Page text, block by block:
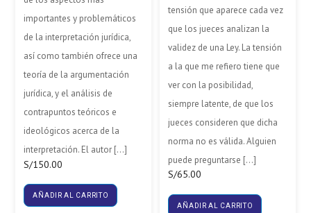
S/150.00
importantes y problemáticos
de la interpretación jurídica,
así como también ofrece una
teoría de la argumentación
jurídica, y el análisis de
contrapuntos teóricos e
ideológicos acerca de la
interpretación. El autor […]
AÑADIR AL CARRITO
S/65.00
tensión que aparece cada vez
que los jueces analizan la
validez de una Ley. La tensión
a la que me refiero tiene que
ver con la posibilidad,
siempre latente, de que los
jueces consideren que dicha
norma no es válida. Alguien
puede preguntarse […]
AÑADIR AL CARRITO